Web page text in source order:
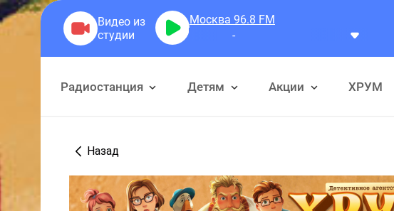
Москва 96.8 FM
Радиостанция Детям Акции ХРУМ
Назад